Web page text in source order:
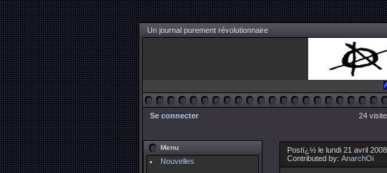
Un journal purement révolutionnaire
Se connecter 24
Menu
Nouvelles
Postï¿½ le lundi 21 avril
Contributed by: AnarchOi